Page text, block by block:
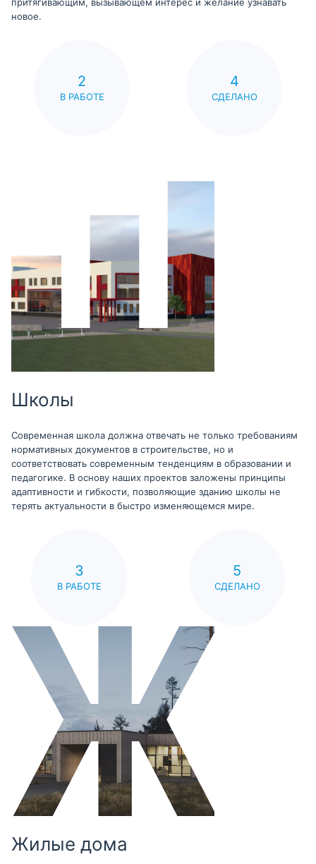
притягивающим, вызывающем интерес и желание узнавать
новое.
2
В РАБОТЕ
4
СДЕЛАНО
Школы
Современная школа должна отвечать не только требованиям
нормативных документов в строительстве, но и
соответствовать современным тенденциям в образовании и
педагогике. В основу наших проектов заложены принципы
адаптивности и гибкости, позволяющие зданию школы не
терять актуальности в быстро изменяющемся мире.
3
В РАБОТЕ
5
СДЕЛАНО
Жилые дома